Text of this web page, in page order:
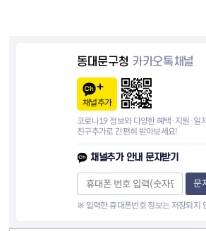
동대문구청 카카오톡채널
채널추가
코로나19 정보와 다양한 혜택·지원·일
친구추가로 간편히 받아보세요!
채널추가 안내 문자받기
문
※ 입력한 휴대폰번호 정보는 저장되지